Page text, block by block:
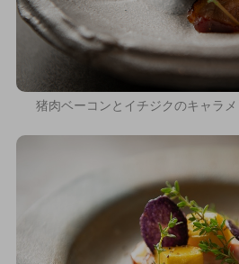
猪肉ベーコンとイチジクのキャラ